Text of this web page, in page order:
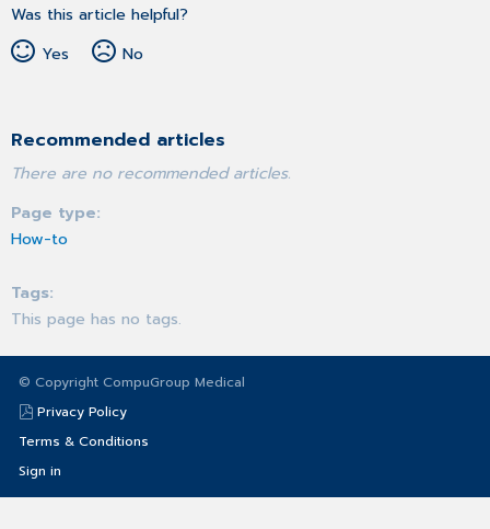
Was this article helpful?
Yes
No
Recommended articles
There are no recommended articles.
Page type
How-to
Tags
This page has no tags.
© Copyright CompuGroup Medical
Privacy Policy
Terms & Conditions
Sign in